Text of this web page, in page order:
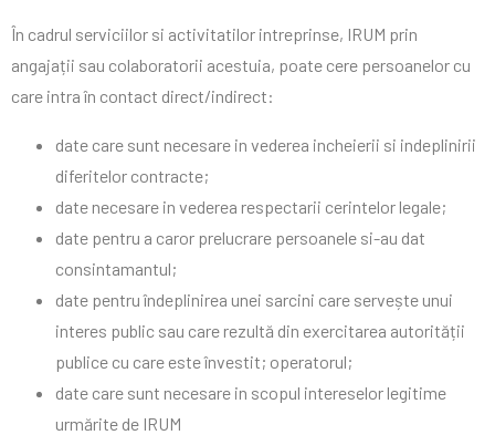
În cadrul serviciilor si activitatilor intreprinse, IRUM prin
angajații sau colaboratorii acestuia, poate cere persoanelor cu
care intra în contact direct/indirect:
date care sunt necesare in vederea incheierii si indeplinirii
diferitelor contracte;
date necesare in vederea respectarii cerintelor legale;
date pentru a caror prelucrare persoanele si-au dat
consintamantul;
date pentru îndeplinirea unei sarcini care servește unui
interes public sau care rezultă din exercitarea autorității
publice cu care este învestit; operatorul;
date care sunt necesare in scopul intereselor legitime
urmărite de IRUM